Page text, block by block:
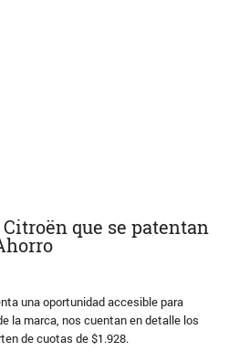
que se patentan
una oportunidad accesible para
la marca, nos cuentan en detalle los
de cuotas de $1.928.